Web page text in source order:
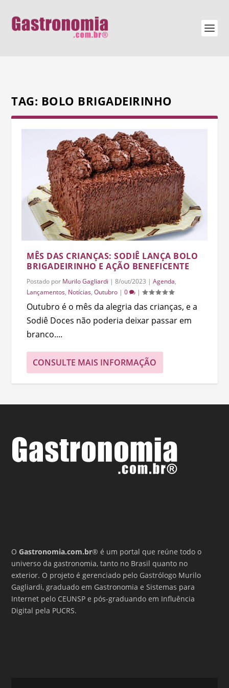
TAG: BOLO BRIGADEIRINHO
MÊS DAS CRIANÇAS: SODIÊ LANÇA BOLO
BRIGADEIRINHO E AÇÃO BENEFICENTE
Postado por Murilo Gagliardi |8/out/2023 |Agenda,
Lançamentos, Notícias,Outubro |0 |
Outubro é o mês da alegria das crianças, e a
Sodiê Doces não poderia deixar passar em
branco....
CONSULTE MAIS INFORMAÇÃO
OGastronomia.com.br® é um portal que reúne todo o
universo da gastronomia, tanto no Brasil quanto no
exterior. O projeto é gerenciado pelo Gastrólogo Murilo
Gagliardi, graduado em Gastronomia e Sistemas para
Internet pelo CEUNSP e pós-graduando em Influência
Digital pela PUCRS.